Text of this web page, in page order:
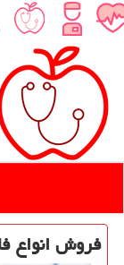
فروش انواع